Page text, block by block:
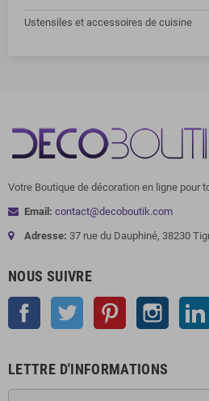
Ustensiles et accessoires de cuisine
Votre Boutique de décoration en ligne pour
Email: contact@decoboutik.com
Adresse: 37 rue du Dauphiné, 38230
NOUS SUIVRE
Facebook Twitter Pinterest Instagram
LETTRE D'INFORMATIONS